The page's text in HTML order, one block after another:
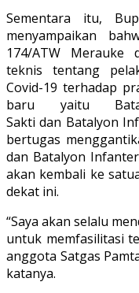
Sementara itu,
menyampaikan
174/ATW Merauke
teknis tentang
Covid-19 terhadap
baru yaitu
Sakti dan Batalyon
bertugas
dan Batalyon
akan kembali ke
dekat ini.
“Saya akan selalu
untuk memfasilitasi
anggota Satgas
katanya.